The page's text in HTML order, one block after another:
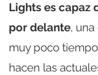
Lights es capaz
por delante,
muy poco
hacen las